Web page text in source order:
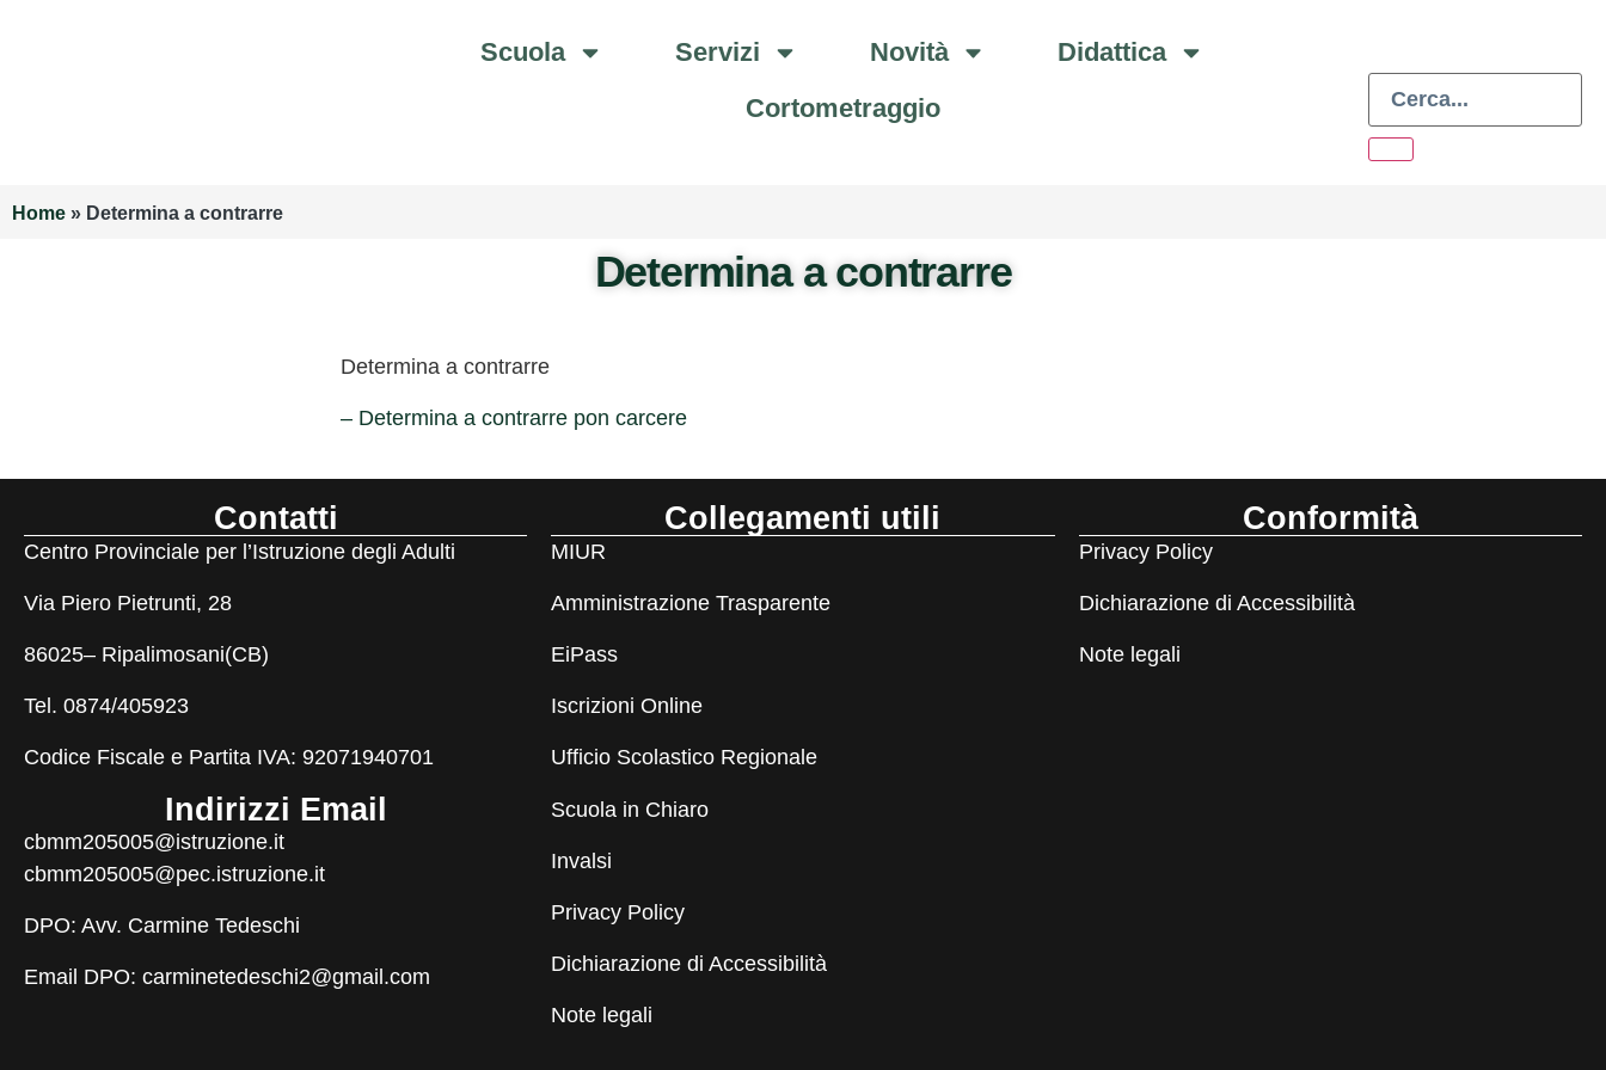
Scuola Servizi Novità
Didattica
Cortometraggio
Home » Determina a contrarre
Determina a contrarre
Determina a contrarre
– Determina a contrarre pon carcere
Contatti
Centro Provinciale per l’Istruzione degli Adulti
Via Piero Pietrunti, 28
86025– Ripalimosani(CB)
Tel. 0874/405923
Codice Fiscale e Partita IVA: 92071940701
Indirizzi Email
cbmm205005@istruzione.it
cbmm205005@pec.istruzione.it
DPO: Avv. Carmine Tedeschi
Email DPO: carminetedeschi2@gmail.com
Collegamenti utili
MIUR
Amministrazione Trasparente
EiPass
Iscrizioni Online
Ufficio Scolastico Regionale
Scuola in Chiaro
Invalsi
Privacy Policy
Dichiarazione di Accessibilità
Note legali
Conformità
Privacy Policy
Dichiarazione di Accessibilità
Note legali